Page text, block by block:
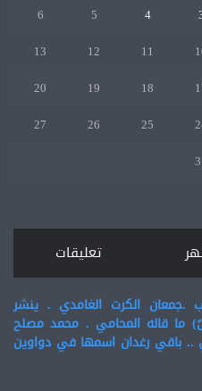
4
5
6
11
12
13
18
19
20
25
26
27
تعليقات
.جمعان الكرت الغامدي . ينشر
ما قاله المحامي . محمد مصلح
.. باقي رغدان اسمها في دواوين